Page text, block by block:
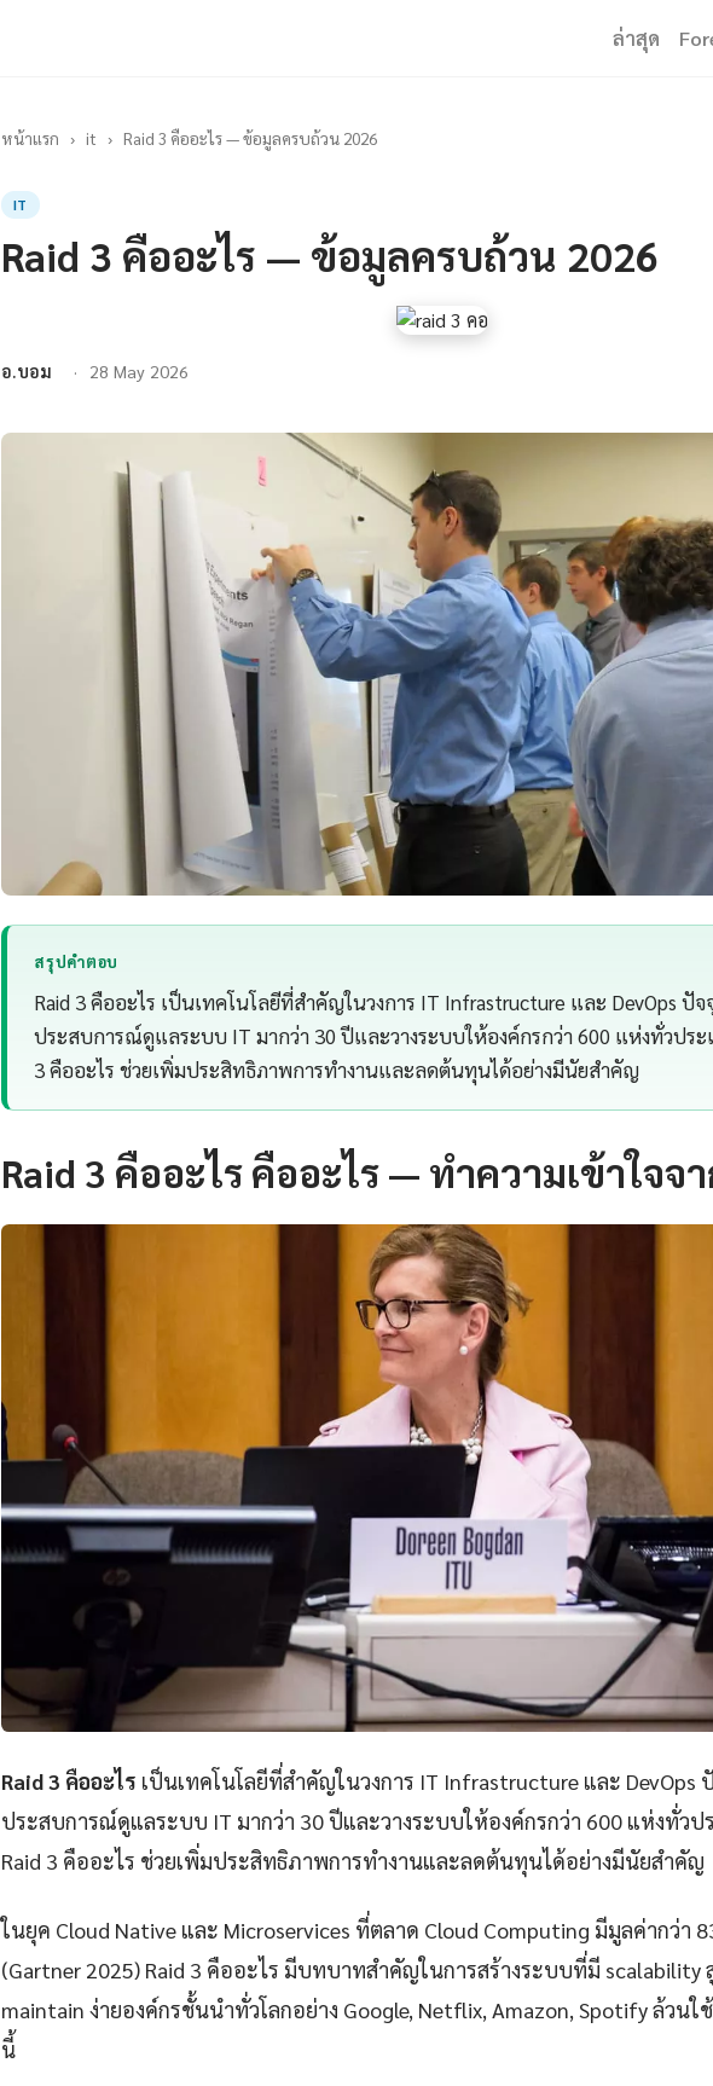
ล่าสุด
หน้าแรก › it › Raid 3 คืออะไร — ข้อมูลครบถ้วน 2026
IT
Raid 3 คืออะไร — ข้อมูลครบถ้วน 2026
อ.บอม 28 May 2026
สรุปคำตอบ
Raid 3 คืออะไร เป็นเทคโนโลยีที่สำคัญในวงการ IT Infrastructure และ DevOps ปั
ประสบการณ์ดูแลระบบ IT มากว่า 30 ปีและวางระบบให้องค์กรกว่า 600 แห่งทั่วประ
3 คืออะไร ช่วยเพิ่มประสิทธิภาพการทำงานและลดต้นทุนได้อย่างมีนัยสำคัญ
Raid 3 คืออะไร คืออะไร — ทำความเข้าใจจ
Raid 3 คืออะไร เป็นเทคโนโลยีที่สำคัญในวงการ IT Infrastructure และ DevOps
ประสบการณ์ดูแลระบบ IT มากว่า 30 ปีและวางระบบให้องค์กรกว่า 600 แห่งทั่ว
Raid 3 คืออะไร ช่วยเพิ่มประสิทธิภาพการทำงานและลดต้นทุนได้อย่างมีนัยสำคัญ
ในยุค Cloud Native และ Microservices ที่ตลาด Cloud Computing มีมูลค่ากว่า
(Gartner 2025) Raid 3 คืออะไร มีบทบาทสำคัญในการสร้างระบบที่มี scalability
maintain ง่ายองค์กรชั้นนำทั่วโลกอย่าง Google, Netflix, Amazon, Spotify ล้วนใ
นี้